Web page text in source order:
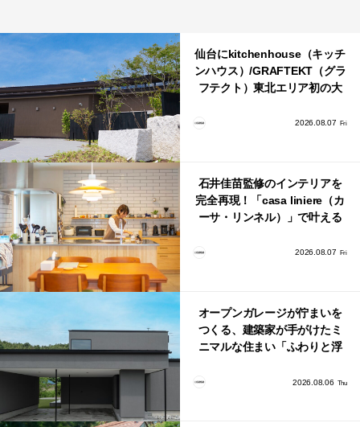
仙台にkitchenhouse（キッチ
ンハウス）/GRAFTEKT（グラ
フテクト）東北エリア初の大
2026.08.07 Fri
石井佳苗監修のインテリアを
完全再現！「casa liniere（カ
ーサ・リンネル）」で叶える
2026.08.07 Fri
オープンガレージが佇まいを
つくる、建築家が手がけたミ
ニマルな住まい「ふわりと浮
2026.08.06 Thu